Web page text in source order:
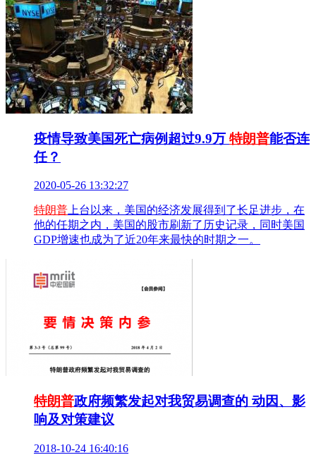
疫情导致美国死亡病例超过9.9万 特朗普能否连
任？
2020-05-26 13:32:27
特朗普上台以来，美国的经济发展得到了长足进步，在
他的任期之内，美国的股市刷新了历史记录，同时美国
GDP增速也成为了近20年来最快的时期之一。
特朗普政府频繁发起对我贸易调查的 动因、影
响及对策建议
2018-10-24 16:40:16